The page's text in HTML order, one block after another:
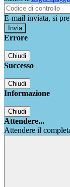
E-mail inviata, si
Errore
Chiudi
Successo
Chiudi
Informazione
Chiudi
Attendere...
Attendere il